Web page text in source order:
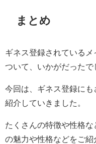
まとめ
ギネス登録されている
ついて、いかがだったで
今回は、ギネス登録に
紹介していきました。
たくさんの特徴や性格
の魅力や性格などをご紹